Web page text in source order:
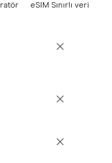
eSIM Sınırlı veri